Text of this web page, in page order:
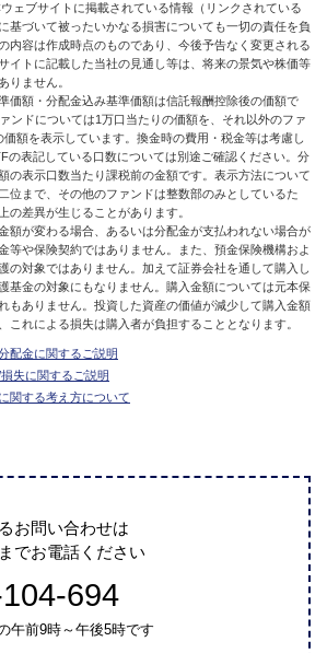
ェブサイトに掲載されている情報（リンクされている
基づいて被ったいかなる損害についても一切の責任を負
内容は作成時点のものであり、今後予告なく変更される
イトに記載した当社の見通し等は、将来の景気や株価等
りません。
価額・分配金込み基準価額は信託報酬控除後の価額で
ンドについては1万口当たりの価額を、それ以外のファ
額を表示しています。換金時の費用・税金等は考慮し
の表記している口数については別途ご確認ください。分
の表示口数当たり課税前の金額です。表示方法について
位まで、その他のファンドは整数部のみとしているた
の差異が生じることがあります。
額が変わる場合、あるいは分配金が支払われない場合が
等や保険契約ではありません。また、預金保険機構およ
の対象ではありません。加えて証券会社を通して購入し
基金の対象にもなりません。購入金額については元本保
もありません。投資した資産の価値が減少して購入金額
これによる損失は購入者が負担することとなります。
配金に関するご説明
失に関するご説明
関する考え方について
お問い合わせは
でお電話ください
694
午前9時～午後5時です